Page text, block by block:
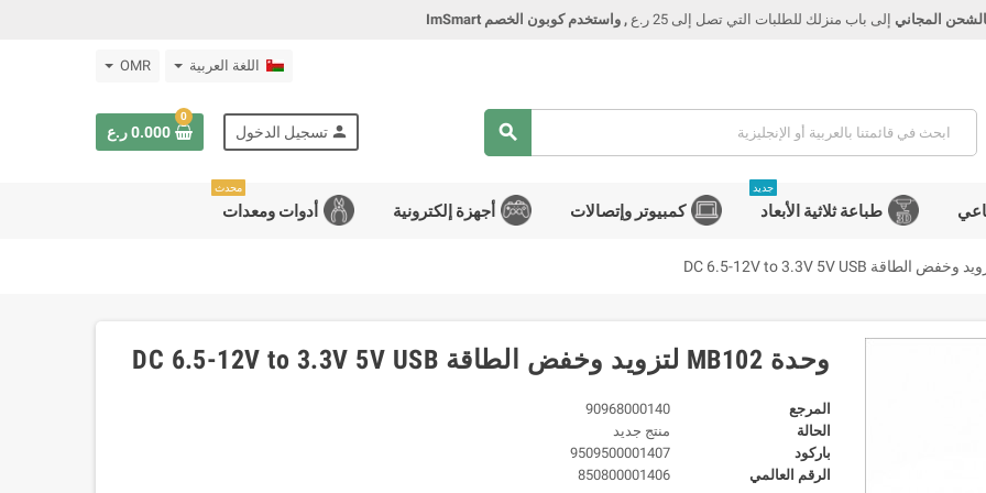
المجاني إلى باب منزلك للطلبات التي تصل إلى 25 ر.ع , واستخدم كوبون الخصم ImSmart
اللغة العربية OMR
search
person تسجيل الدخول
0
0.000 ر.ع
طباعة ثلاثية الأبعاد
جديد
كمبيوتر وإتصالات أجهزة إلكترونية أدوات ومعدات
محدث
وحدة MB102 لتزويد وخفض الطاقة DC 6.5-12V to 3.3V 5V USB
المرجع
90968000140
الحالة
منتج جديد
باركود
9509500001407
الرقم العالمي
850800001406